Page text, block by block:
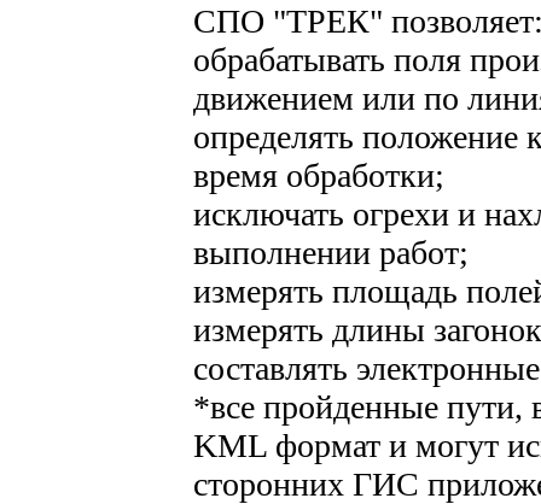
СПО "ТРЕК"
обрабатывать поля
движением или по
определять положение
время обработки;
исключать огрехи и
выполнении работ;
измерять площадь
измерять длины
составлять
*все пройденные пути,
KML формат и могут
сторонних ГИС